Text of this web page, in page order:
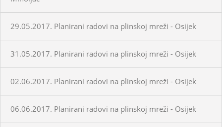
29.05.2017. Planirani radovi na plinskoj mreži - Osijek
31.05.2017. Planirani radovi na plinskoj mreži - Osijek
02.06.2017. Planirani radovi na plinskoj mreži - Osijek
06.06.2017. Planirani radovi na plinskoj mreži - Osijek